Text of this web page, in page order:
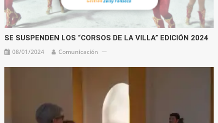
SE SUSPENDEN LOS “CORSOS DE LA VILLA” EDICIÓN 2024
08/01/2024 Comunicación